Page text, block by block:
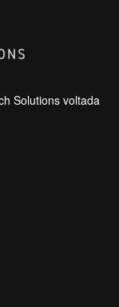
Solutions voltada